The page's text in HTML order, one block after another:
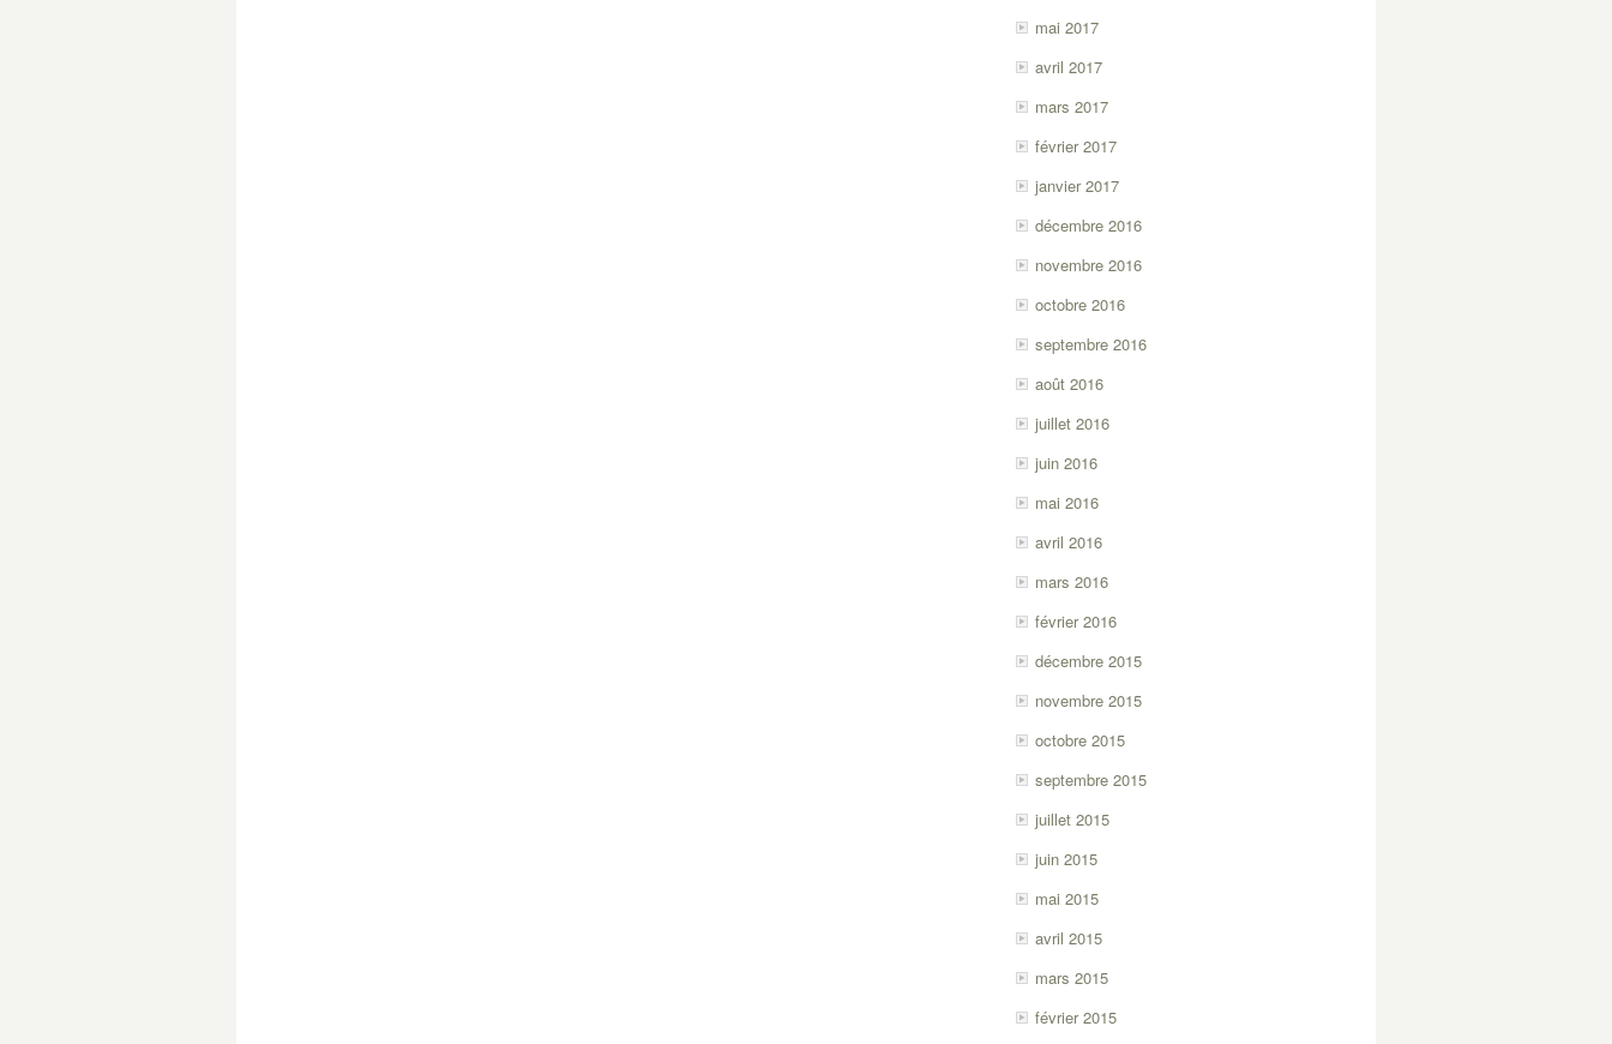
mai 2017
avril 2017
mars 2017
février 2017
janvier 2017
décembre 2016
novembre 2016
octobre 2016
septembre 2016
août 2016
juillet 2016
juin 2016
mai 2016
avril 2016
mars 2016
février 2016
décembre 2015
novembre 2015
octobre 2015
septembre 2015
juillet 2015
juin 2015
mai 2015
avril 2015
mars 2015
février 2015